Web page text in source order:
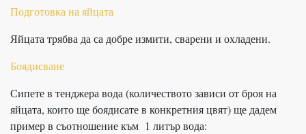
Подготовка на яйцата
Яйцата трябва да са добре измити, сварени и охладени.
Боядисване
Сипете в тенджера вода (количеството зависи от броя на
яйцата, които ще боядисате в конкретния цвят) ще дадем
пример в съотношение към 1 литър вода: